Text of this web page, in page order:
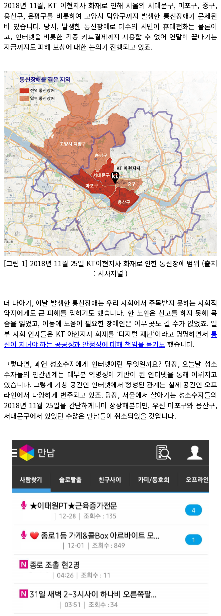
2018년 11월, KT 아현지사 화재로 인해 서울의 서대문구, 마포구, 중구,
용산구, 은평구를 비롯하여 고양시 덕양구까지 발생한 통신장애가 문제된
바 있습니다. 당시, 발생한 통신장애로 다수의 시민이 휴대전화는 물론이
고, 인터넷을 비롯한 각종 카드결제까지 사용할 수 없어 연말이 끝나가는
지금까지도 피해 보상에 대한 논의가 진행되고 있죠.
[그림 1] 2018년 11월 25일 KT아현지사 화재로 인한 통신장애 범위 (출처
: 시사저널 )
더 나아가, 이날 발생한 통신장애는 우리 사회에서 주목받지 못하는 사회적
약자에게도 큰 피해를 입히기도 했습니다. 한 노인은 신고를 하지 못해 목
숨을 잃었고, 이동에 도움이 필요한 장애인은 아무 곳도 갈 수가 없었죠. 일
부 사회 인사들은 KT 아현지사 화재를 ‘디지털 재난’이라고 명명하면서 통
신이 지녀야 하는 공공성과 안정성에 대해 책임을 묻기도 했습니다.
그렇다면, 과연 성소수자에게 인터넷이란 무엇일까요? 당장, 오늘날 성소
수자들의 인간관계는 대부분 익명성이 기반이 된 인터넷을 통해 이뤄지고
있습니다. 그렇게 가상 공간인 인터넷에서 형성된 관계는 실제 공간인 오프
라인에서 다양하게 변주되고 있죠. 당장, 서울에서 살아가는 성소수자들의
2018년 11월 25일을 간단하게나마 상상해본다면, 우선 마포구와 용산구,
서대문구에서 있었던 수많은 만남들이 취소되었을 것입니다.